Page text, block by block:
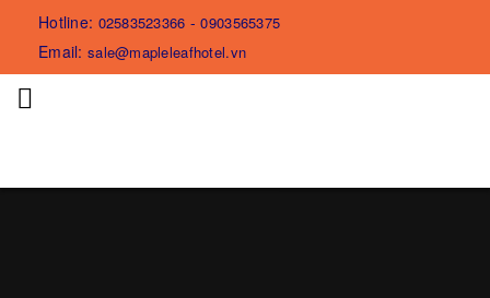
Hotline: 02583523366 -0903565375
Email: sale@mapleleafhotel.vn